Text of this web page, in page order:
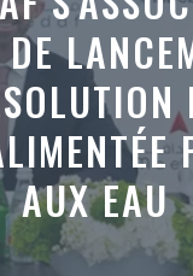
AUX EAU